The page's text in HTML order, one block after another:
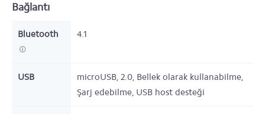
Bağlantı
Bluetooth 4.1
USB microUSB, 2.0, Bellek olarak kullanabilme,
Şarj edebilme, USB host desteği